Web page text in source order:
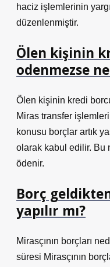
haciz işlemlerinin
düzenlenmiştir.
Ölen kişinin
odenmezse
Ölen kişinin kredi
Miras transfer
konusu borçlar artık
olarak kabul edilir. Bu
ödenir.
Borç
yapılır mı?
Mirasçının borçları
süresi Mirasçının